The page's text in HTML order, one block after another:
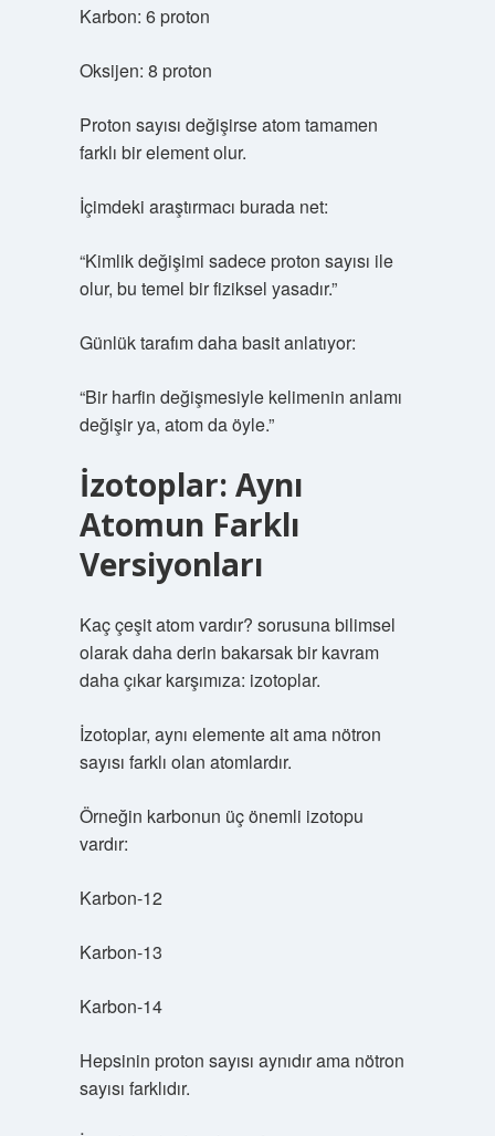
Karbon: 6 proton
Oksijen: 8 proton
Proton sayısı değişirse atom tamamen
farklı bir element olur.
İçimdeki araştırmacı burada net:
“Kimlik değişimi sadece proton sayısı ile
olur, bu temel bir fiziksel yasadır.”
Günlük tarafım daha basit anlatıyor:
“Bir harfin değişmesiyle kelimenin anlamı
değişir ya, atom da öyle.”
İzotoplar: Aynı
Atomun Farklı
Versiyonları
Kaç çeşit atom vardır? sorusuna bilimsel
olarak daha derin bakarsak bir kavram
daha çıkar karşımıza: izotoplar.
İzotoplar, aynı elemente ait ama nötron
sayısı farklı olan atomlardır.
Örneğin karbonun üç önemli izotopu
vardır:
Karbon-12
Karbon-13
Karbon-14
Hepsinin proton sayısı aynıdır ama nötron
sayısı farklıdır.